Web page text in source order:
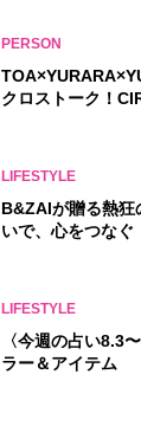
PERSON
クロストーク！
LIFESTYLE
B&ZAIが贈る熱狂
いで、心をつなぐ
LIFESTYLE
〈今週の占い8.3
ラー＆アイテム